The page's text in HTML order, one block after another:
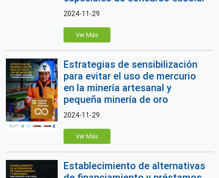
2024-11-29
Ver Más
Estrategias de sensibilización
para evitar el uso de mercurio
en la minería artesanal y
pequeña minería de oro
2024-11-29
Ver Más
Establecimiento de alternativas